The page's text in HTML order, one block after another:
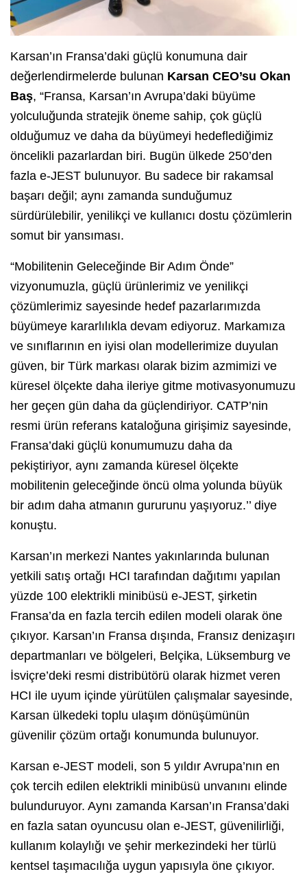
Karsan’ın Fransa’daki güçlü konumuna dair
değerlendirmelerde bulunan Karsan CEO’su Okan
Baş, “Fransa, Karsan’ın Avrupa’daki büyüme
yolculuğunda stratejik öneme sahip, çok güçlü
olduğumuz ve daha da büyümeyi hedeflediğimiz
öncelikli pazarlardan biri. Bugün ülkede 250’den
fazla e-JEST bulunuyor. Bu sadece bir rakamsal
başarı değil; aynı zamanda sunduğumuz
sürdürülebilir, yenilikçi ve kullanıcı dostu çözümlerin
somut bir yansıması.
“Mobilitenin Geleceğinde Bir Adım Önde”
vizyonumuzla, güçlü ürünlerimiz ve yenilikçi
çözümlerimiz sayesinde hedef pazarlarımızda
büyümeye kararlılıkla devam ediyoruz. Markamıza
ve sınıflarının en iyisi olan modellerimize duyulan
güven, bir Türk markası olarak bizim azmimizi ve
küresel ölçekte daha ileriye gitme motivasyonumuzu
her geçen gün daha da güçlendiriyor. CATP’nin
resmi ürün referans kataloğuna girişimiz sayesinde,
Fransa’daki güçlü konumumuzu daha da
pekiştiriyor, aynı zamanda küresel ölçekte
mobilitenin geleceğinde öncü olma yolunda büyük
bir adım daha atmanın gururunu yaşıyoruz.’’ diye
konuştu.
Karsan’ın merkezi Nantes yakınlarında bulunan
yetkili satış ortağı HCI tarafından dağıtımı yapılan
yüzde 100 elektrikli minibüsü e-JEST, şirketin
Fransa’da en fazla tercih edilen modeli olarak öne
çıkıyor. Karsan’ın Fransa dışında, Fransız denizaşırı
departmanları ve bölgeleri, Belçika, Lüksemburg ve
İsviçre’deki resmi distribütörü olarak hizmet veren
HCI ile uyum içinde yürütülen çalışmalar sayesinde,
Karsan ülkedeki toplu ulaşım dönüşümünün
güvenilir çözüm ortağı konumunda bulunuyor.
Karsan e-JEST modeli, son 5 yıldır Avrupa’nın en
çok tercih edilen elektrikli minibüsü unvanını elinde
bulunduruyor. Aynı zamanda Karsan’ın Fransa’daki
en fazla satan oyuncusu olan e-JEST, güvenilirliği,
kullanım kolaylığı ve şehir merkezindeki her türlü
kentsel taşımacılığa uygun yapısıyla öne çıkıyor.